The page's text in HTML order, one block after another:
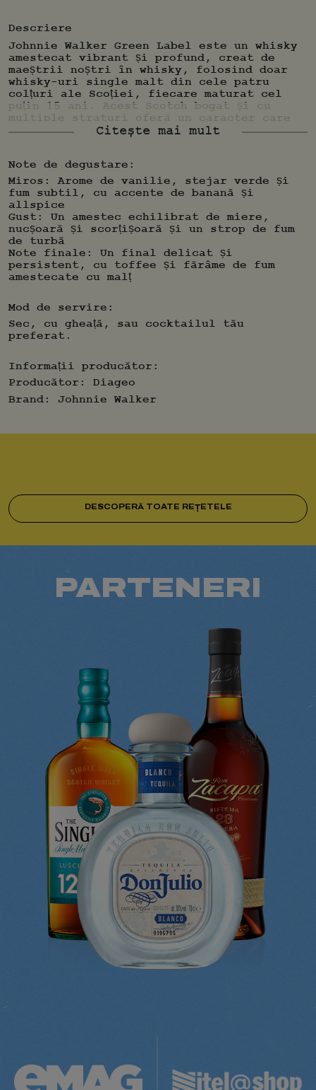
Descriere
Johnnie Walker Green Label este un whisky
amestecat vibrant și profund, creat de
maeștrii noștri în whisky, folosind doar
whisky-uri single malt din cele patru
colțuri ale Scoției, fiecare maturat cel
puțin 15 ani. Acest Scotch bogat și cu
poate fi realizat doar prin blending
excelent pentru cineva care caută un
whisky cu o complexitate și adâncime de
caracter mai mare, creat exclusiv din
whisky-uri single malt din cele patru
colțuri ale Scoției.
Citește mai mult
Note de degustare:
Miros: Arome de vanilie, stejar verde și
fum subtil, cu accente de banană și
allspice
Gust: Un amestec echilibrat de miere,
nucșoară și scorțișoară și un strop de fum
de turbă
Note finale: Un final delicat și
persistent, cu toffee și fărâme de fum
amestecate cu malț
Mod de servire:
Sec, cu gheață, sau cocktailul tău
preferat.
Informații producător:
Producător:
Diageo
Brand:
Johnnie Walker
DESCOPERĂ TOATE REȚETELE
PARTENERI